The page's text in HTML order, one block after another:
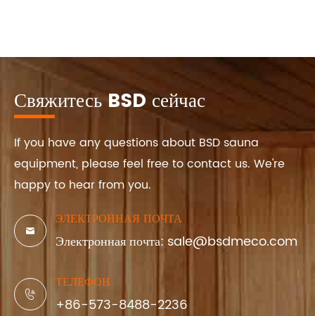
Свяжитесь BSD сейчас
If you have any questions about BSD sauna
equipment, please feel free to contact us. We're
happy to hear from you.

ЭЛЕКТРОННАЯ ПОЧТА
Электронная почта: sale@bsdmeco.com

ТЕЛЕФОН
+86-573-8488-2236